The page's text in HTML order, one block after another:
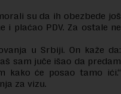
su da ih obezbede još
i plaćao PDV. Za ostale ne
u Srbiji. On kaže da:
sam juče išao da predam
kako će posao tamo ići.“
za vizu.